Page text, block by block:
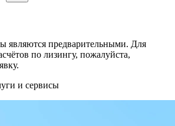
являются предварительными. Для
по лизингу, пожалуйста,
и сервисы